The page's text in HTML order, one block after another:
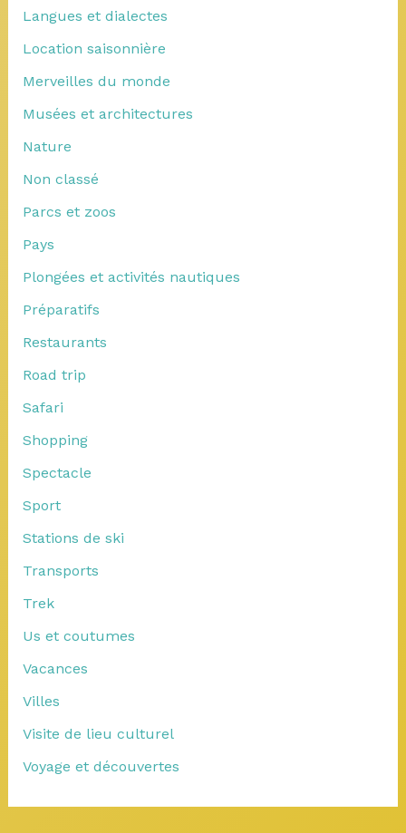
Langues et dialectes
Location saisonnière
Merveilles du monde
Musées et architectures
Nature
Non classé
Parcs et zoos
Pays
Plongées et activités nautiques
Préparatifs
Restaurants
Road trip
Safari
Shopping
Spectacle
Sport
Stations de ski
Transports
Trek
Us et coutumes
Vacances
Villes
Visite de lieu culturel
Voyage et découvertes